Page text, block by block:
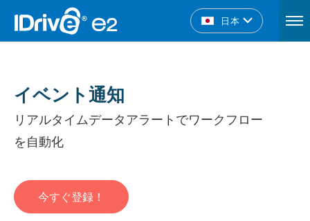
日本
イベント通知
リアルタイムデータアラートでワークフロー
を自動化
今すぐ登録！